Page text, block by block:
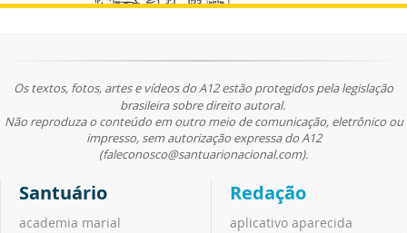
Os textos, fotos, artes e vídeos do A12 estão protegidos pela legislação
brasileira sobre direito autoral.
Não reproduza o conteúdo em outro meio de comunicação, eletrônico ou
impresso, sem autorização expressa do A12
(faleconosco@santuarionacional.com).
Santuário
academia marial
Redação
aplicativo aparecida